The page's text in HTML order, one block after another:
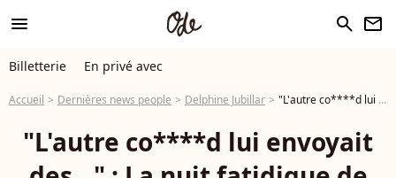
menu search newsletter
Billetterie En privé avec
Accueil Dernières news people Delphine Jubillar "L'autre co****d lui envoyait des..." : La nuit fatidique de Cédric et Delphine Jubillar dévoilée ? Un ex-proche balance
"L'autre co****d lui envoyait